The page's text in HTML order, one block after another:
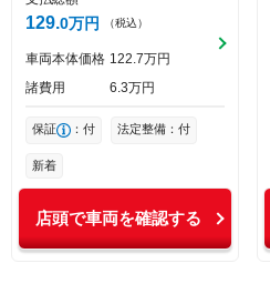
129 0万円 （税込）
車両本体価格 122 7万円
諸費用
6 3万円
保証 ：付 法定整備：付
新着
店頭で車両を確認する